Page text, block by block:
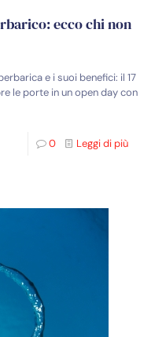
ecco chi non
e i suoi benefici: il 17
le porte in un open day con
0 Leggi di più